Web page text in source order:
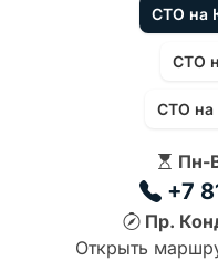
СТО на
СТО
СТО на
Пн-
+7
Пр.
Открыть